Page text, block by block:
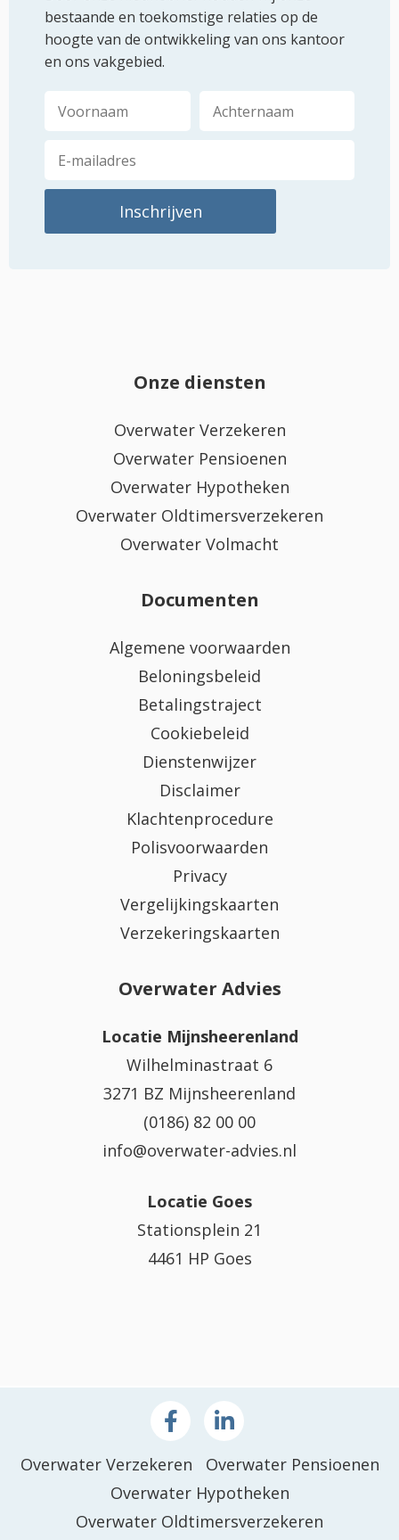
bestaande en toekomstige relaties op de
hoogte van de ontwikkeling van ons kantoor
en ons vakgebied.
Onze diensten
Overwater Verzekeren
Overwater Pensioenen
Overwater Hypotheken
Overwater Oldtimersverzekeren
Overwater Volmacht
Documenten
Algemene voorwaarden
Beloningsbeleid
Betalingstraject
Cookiebeleid
Dienstenwijzer
Disclaimer
Klachtenprocedure
Polisvoorwaarden
Privacy
Vergelijkingskaarten
Verzekeringskaarten
Overwater Advies
Locatie Mijnsheerenland
Wilhelminastraat 6
3271 BZ Mijnsheerenland
(0186) 82 00 00
info@overwater-advies.nl
Locatie Goes
Stationsplein 21
4461 HP Goes
Overwater Verzekeren
Overwater Pensioenen
Overwater Hypotheken
Overwater Oldtimersverzekeren